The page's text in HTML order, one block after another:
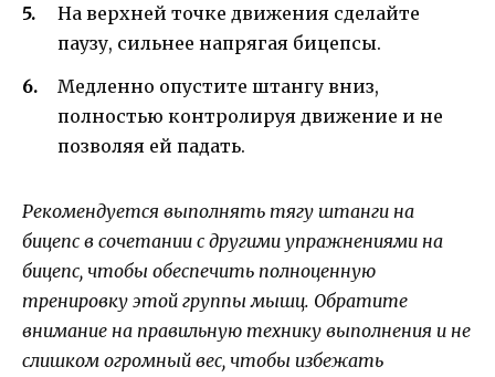
На верхней точке движения сделайте
паузу, сильнее напрягая бицепсы.
Медленно опустите штангу вниз,
полностью контролируя движение и не
позволяя ей падать.
Рекомендуется выполнять тягу штанги на
бицепс в сочетании с другими упражнениями на
бицепс, чтобы обеспечить полноценную
тренировку этой группы мышц. Обратите
внимание на правильную технику выполнения и не
слишком огромный вес, чтобы избежать